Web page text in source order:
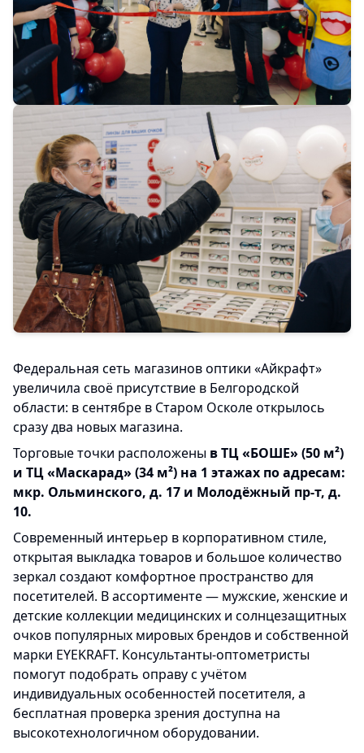
Федеральная сеть магазинов оптики «Айкрафт»
увеличила своё присутствие в Белгородской
области: в сентябре в Старом Осколе открылось
сразу два новых магазина.
Торговые точки расположены в ТЦ «БОШЕ» (50 м²)
и ТЦ «Маскарад» (34 м²) на 1 этажах по адресам:
мкр. Ольминского, д. 17 и Молодёжный пр-т, д.
10.
Современный интерьер в корпоративном стиле,
открытая выкладка товаров и большое количество
зеркал создают комфортное пространство для
посетителей. В ассортименте — мужские, женские и
детские коллекции медицинских и солнцезащитных
очков популярных мировых брендов и собственной
марки EYEKRAFT. Консультанты-оптометристы
помогут подобрать оправу с учётом
индивидуальных особенностей посетителя, а
бесплатная проверка зрения доступна на
высокотехнологичном оборудовании.